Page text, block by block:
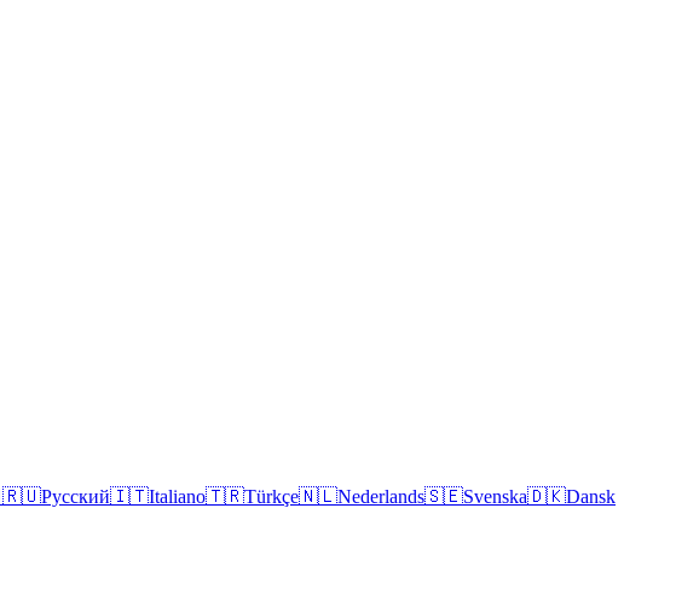
🇷🇺Русский🇮🇹Italiano🇹🇷Türkçe🇳🇱Nederlands🇸🇪Svenska🇩🇰Dansk